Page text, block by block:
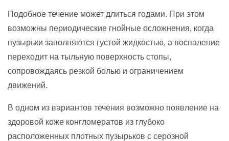
Подобное течение может длиться годами. При этом
возможны периодические гнойные осложнения, когда
пузырьки заполняются густой жидкостью, а воспаление
переходит на тыльную поверхность стопы,
сопровождаясь резкой болью и ограничением
движений.
В одном из вариантов течения возможно появление на
здоровой коже конгломератов из глубоко
расположенных плотных пузырьков с серозной